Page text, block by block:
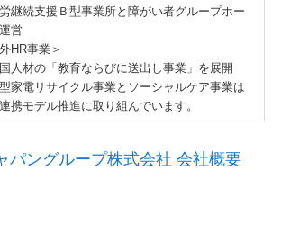
労継続支援Ｂ型事業所と障がい者グループホー
営
HR事業＞
国人材の「教育ならびに送出し事業」を展開
家電リサイクル事業とソーシャルケア事業は
携モデル推進に取り組んでいます。
パングループ株式会社 会社概要